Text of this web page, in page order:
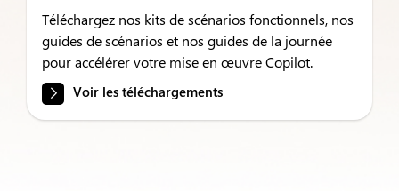
Téléchargez nos kits de scénarios fonctionnels, nos
guides de scénarios et nos guides de la journée
pour accélérer votre mise en œuvre Copilot.
Voir les téléchargements